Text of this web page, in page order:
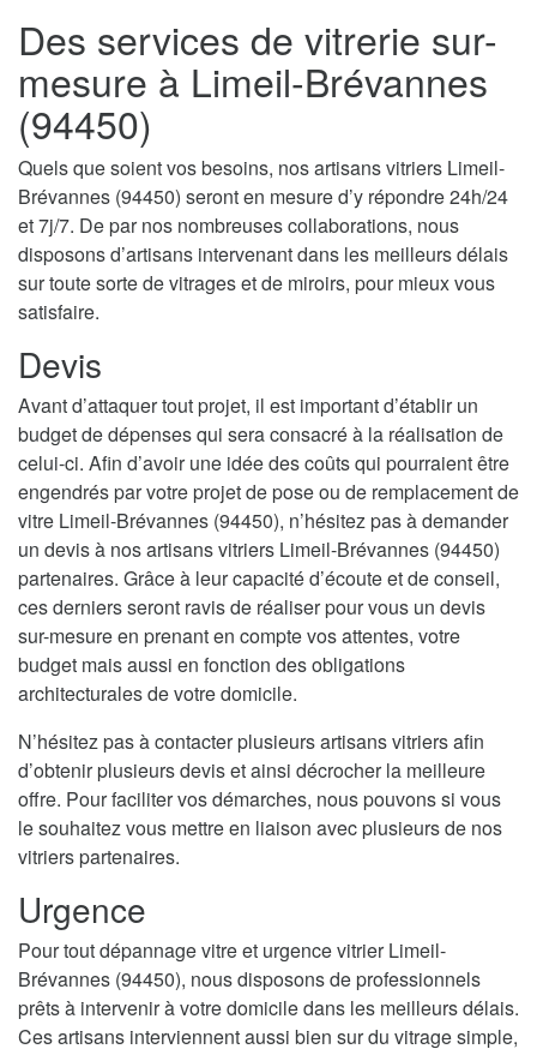
Des services de vitrerie sur-
mesure à Limeil-Brévannes
(94450)
Quels que soient vos besoins, nos artisans vitriers Limeil-
Brévannes (94450) seront en mesure d’y répondre 24h/24
et 7j/7. De par nos nombreuses collaborations, nous
disposons d’artisans intervenant dans les meilleurs délais
sur toute sorte de vitrages et de miroirs, pour mieux vous
satisfaire.
Devis
Avant d’attaquer tout projet, il est important d’établir un
budget de dépenses qui sera consacré à la réalisation de
celui-ci. Afin d’avoir une idée des coûts qui pourraient être
engendrés par votre projet de pose ou de remplacement de
vitre Limeil-Brévannes (94450), n’hésitez pas à demander
un devis à nos artisans vitriers Limeil-Brévannes (94450)
partenaires. Grâce à leur capacité d’écoute et de conseil,
ces derniers seront ravis de réaliser pour vous un devis
sur-mesure en prenant en compte vos attentes, votre
budget mais aussi en fonction des obligations
architecturales de votre domicile.
N’hésitez pas à contacter plusieurs artisans vitriers afin
d’obtenir plusieurs devis et ainsi décrocher la meilleure
offre. Pour faciliter vos démarches, nous pouvons si vous
le souhaitez vous mettre en liaison avec plusieurs de nos
vitriers partenaires.
Urgence
Pour tout dépannage vitre et urgence vitrier Limeil-
Brévannes (94450), nous disposons de professionnels
prêts à intervenir à votre domicile dans les meilleurs délais.
Ces artisans interviennent aussi bien sur du vitrage simple,